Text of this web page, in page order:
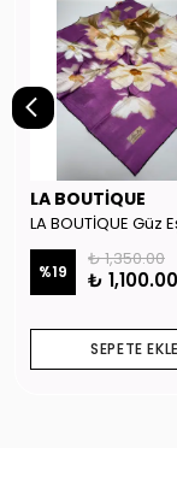
LA BOUTİQUE
%19
₺ 1,350.00
₺ 1,100.00
SEPETE EKLE